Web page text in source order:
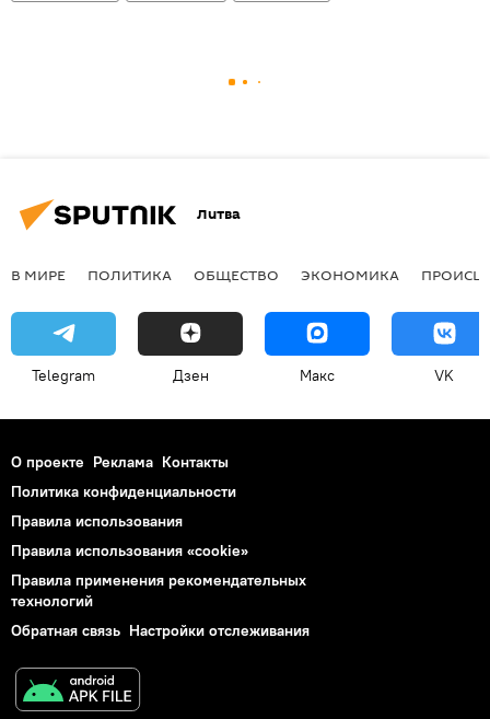
Литва
В МИРЕ ПОЛИТИКА ОБЩЕСТВО ЭКОНОМИКА
Telegram Дзен Макс VK
О проекте Реклама Контакты
Политика конфиденциальности
Правила использования
Правила использования «cookie»
Правила применения рекомендательных
технологий
Обратная связь Настройки отслеживания